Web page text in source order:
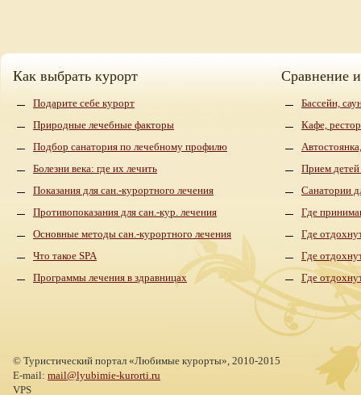
Как выбрать курорт
Подарите себе курорт
Природные лечебные факторы
Подбор санатория по лечебному профилю
Болезни века: где их лечить
Показания для сан.-курортного лечения
Противопоказания для сан.-кур. лечения
Основные методы сан.-курортного лечения
Что такое SPA
Программы лечения в здравницах
Сравнение
Бассейн,
Кафе,
Прием детей
Санатории
Где
Где
Где
Где
© Туристический портал «Любимые курорты», 2010-2015
E-mail: mail@lyubimie-kurorti.ru
VPS